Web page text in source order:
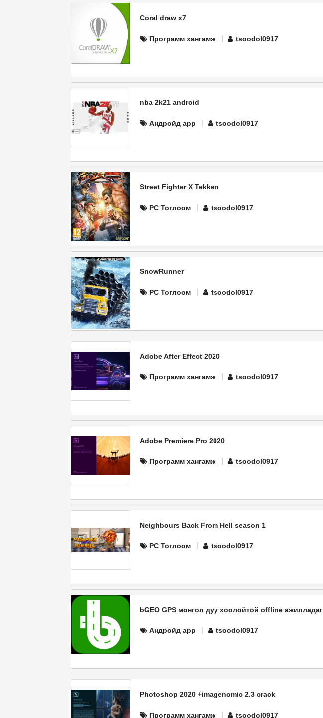
Coral draw x7
Программ хангамж tsoodol0917
nba 2k21 android
Андройд app tsoodol0917
Street Fighter X Tekken
PC Тоглоом tsoodol0917
SnowRunner
PC Тоглоом tsoodol0917
Adobe After Effect 2020
Программ хангамж tsoodol0917
Adobe Premiere Pro 2020
Программ хангамж tsoodol0917
Neighbours Back From Hell season 1
PC Тоглоом tsoodol0917
bGEO GPS монгол дуу хоолойтой offline ажилладаг
Андройд app tsoodol0917
Photoshop 2020 +imagenomic 2.3 crack
Программ хангамж tsoodol0917